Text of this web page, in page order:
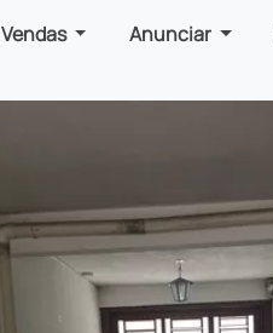
Vendas Anunciar